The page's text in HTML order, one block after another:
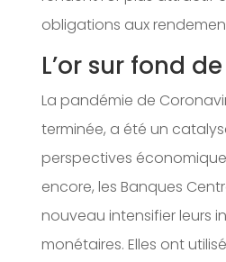
obligations aux
L’or sur fond
La pandémie de
terminée, a été un
perspectives
encore, les Banques
nouveau intensifier leurs
monétaires. Elles ont